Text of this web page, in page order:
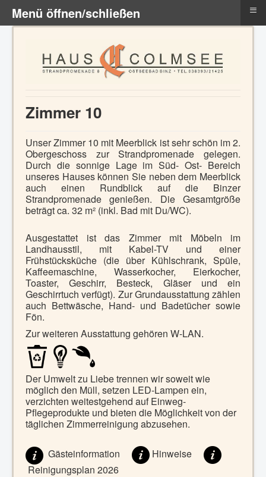
Zimmer 10
Unser Zimmer 10 mit Meerblick ist sehr schön im 2.
Obergeschoss zur Strandpromenade gelegen.
Durch die sonnige Lage im Süd- Ost- Bereich
unseres Hauses können Sie neben dem Meerblick
auch einen Rundblick auf die Binzer
Strandpromenade genießen. Die Gesamtgröße
beträgt ca. 32 m² (inkl. Bad mit Du/WC).
Ausgestattet ist das Zimmer mit Möbeln im
Landhausstil, mit Kabel-TV und einer
Frühstücksküche (die über Kühlschrank, Spüle,
Kaffeemaschine, Wasserkocher, Eierkocher,
Toaster, Geschirr, Besteck, Gläser und ein
Geschirrtuch verfügt). Zur Grundausstattung zählen
auch Bettwäsche, Hand- und Badetücher sowie
Fön.
Zur weiteren Ausstattung gehören W-LAN.
Der Umwelt zu Liebe trennen wir soweit wie
möglich den Müll, setzen LED-Lampen ein,
verzichten weitestgehend auf Einweg-
Pflegeprodukte und bieten die Möglichkeit von der
täglichen Zimmerreinigung abzusehen.
Gästeinformation
Hinweise
Reinigungsplan 2026
Menü öffnen/schließen ≡